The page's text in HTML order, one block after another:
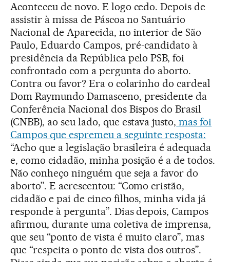
Aconteceu de novo. E logo cedo. Depois de
assistir à missa de Páscoa no Santuário
Nacional de Aparecida, no interior de São
Paulo, Eduardo Campos, pré-candidato à
presidência da República pelo PSB, foi
confrontado com a pergunta do aborto.
Contra ou favor? Era o colarinho do cardeal
Dom Raymundo Damasceno, presidente da
Conferência Nacional dos Bispos do Brasil
(CNBB), ao seu lado, que estava justo, mas foi
Campos que espremeu a seguinte resposta:
“Acho que a legislação brasileira é adequada
e, como cidadão, minha posição é a de todos.
Não conheço ninguém que seja a favor do
aborto”. E acrescentou: “Como cristão,
cidadão e pai de cinco filhos, minha vida já
responde à pergunta”. Dias depois, Campos
afirmou, durante uma coletiva de imprensa,
que seu “ponto de vista é muito claro”, mas
que “respeita o ponto de vista dos outros”.